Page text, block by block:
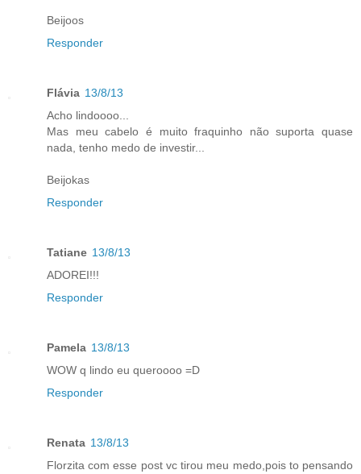
Beijoos
Responder
Flávia 13/8/13
Acho lindoooo...
Mas meu cabelo é muito fraquinho não suporta quase
nada, tenho medo de investir...
Beijokas
Responder
Tatiane 13/8/13
ADOREI!!!
Responder
Pamela 13/8/13
WOW q lindo eu queroooo =D
Responder
Renata 13/8/13
Florzita com esse post vc tirou meu medo,pois to pensando